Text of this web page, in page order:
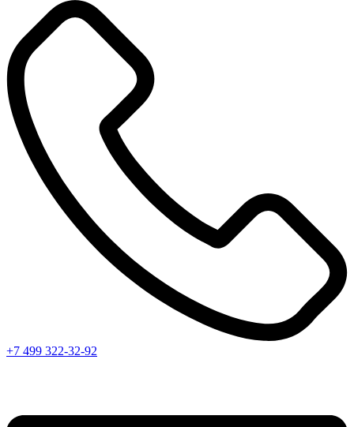
+7 499 322-32-92